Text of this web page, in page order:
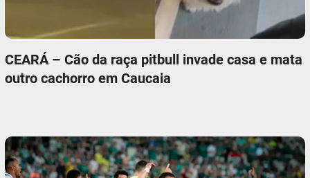
CEARÁ – Cão da raça pitbull invade casa e mata
outro cachorro em Caucaia